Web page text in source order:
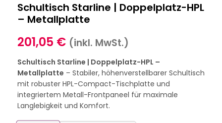
Schultisch Starline | Doppelplatz-HPL
– Metallplatte
201,05 € (inkl. MwSt.)
Schultisch Starline | Doppelplatz-HPL –
Metallplatte – Stabiler, höhenverstellbarer Schultisch
mit robuster HPL-Compact-Tischplatte und
integriertem Metall-Frontpaneel für maximale
Langlebigkeit und Komfort.